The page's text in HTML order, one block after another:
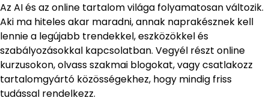
Az AI és az online tartalom világa folyamatosan változik.
Aki ma hiteles akar maradni, annak naprakésznek kell
lennie a legújabb trendekkel, eszközökkel és
szabályozásokkal kapcsolatban. Vegyél részt online
kurzusokon, olvass szakmai blogokat, vagy csatlakozz
tartalomgyártó közösségekhez, hogy mindig friss
tudással rendelkezz.